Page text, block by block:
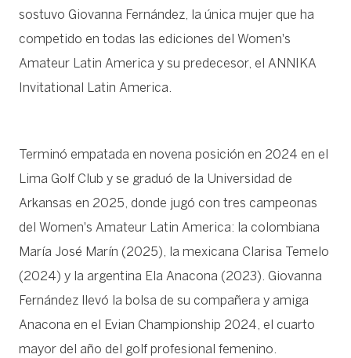
sostuvo Giovanna Fernández, la única mujer que ha
competido en todas las ediciones del Women's
Amateur Latin America y su predecesor, el ANNIKA
Invitational Latin America.
Terminó empatada en novena posición en 2024 en el
Lima Golf Club y se graduó de la Universidad de
Arkansas en 2025, donde jugó con tres campeonas
del Women's Amateur Latin America: la colombiana
María José Marín (2025), la mexicana Clarisa Temelo
(2024) y la argentina Ela Anacona (2023). Giovanna
Fernández llevó la bolsa de su compañera y amiga
Anacona en el Evian Championship 2024, el cuarto
mayor del año del golf profesional femenino.